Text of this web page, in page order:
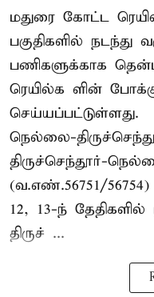
மதுரை கோட்ட
பகுதிகளில்
பணிகளுக்காக
ரெயில்க ளின்
செய்யப்பட்டுள்ளது.
நெல்லை-
திருச்செந்தூர்-
(வ.எண்.56751/
12, 13-ந்
திருச் ...